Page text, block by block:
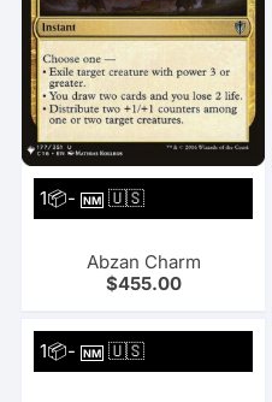
1📦-NM 🇺🇸
Abzan Charm
$455.00
1📦-NM 🇺🇸